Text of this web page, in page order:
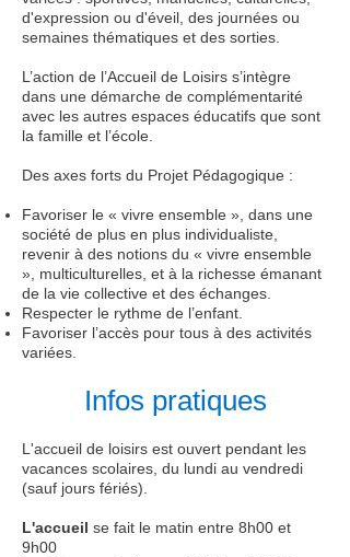
d'expression ou d'éveil, des journées ou
semaines thématiques et des sorties.
L’action de l’Accueil de Loisirs s’intègre
dans une démarche de complémentarité
avec les autres espaces éducatifs que sont
la famille et l’école.
Des axes forts du Projet Pédagogique :
Favoriser le « vivre ensemble », dans une
société de plus en plus individualiste,
revenir à des notions du « vivre ensemble
», multiculturelles, et à la richesse émanant
de la vie collective et des échanges.
Respecter le rythme de l’enfant.
Favoriser l’accès pour tous à des activités
variées.
Infos pratiques
L'accueil de loisirs est ouvert pendant les
vacances scolaires, du lundi au vendredi
(sauf jours fériés).
L'accueil se fait le matin entre 8h00 et
9h00